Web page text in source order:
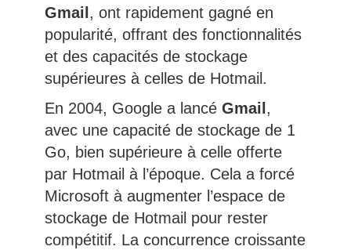
Gmail , ont rapidement gagné en
popularité, offrant des fonctionnalités
et des capacités de stockage
supérieures à celles de Hotmail.
En 2004, Google a lancé Gmail ,
avec une capacité de stockage de 1
Go, bien supérieure à celle offerte
par Hotmail à l’époque. Cela a forcé
Microsoft à augmenter l’espace de
stockage de Hotmail pour rester
compétitif. La concurrence croissante